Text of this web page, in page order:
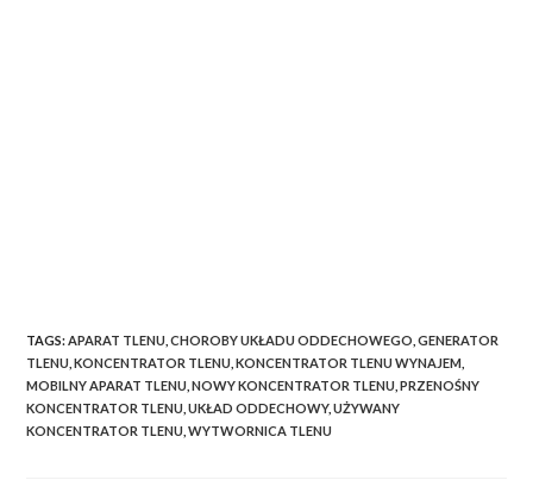
TAGS:APARAT TLENU CHOROBY UKŁADU ODDECHOWEGO GENERATOR
TLENU KONCENTRATOR TLENU KONCENTRATOR TLENU WYNAJEM
MOBILNY APARAT TLENU NOWY KONCENTRATOR TLENU PRZENOŚNY
KONCENTRATOR TLENU UKŁAD ODDECHOWY, UŻYWANY
KONCENTRATOR TLENU WYTWORNICA TLENU